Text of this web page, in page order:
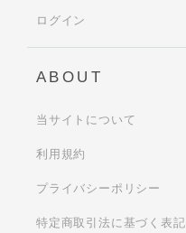
ログイン
ABOUT
当サイトについて
利用規約
プライバシーポリシー
特定商取引法に基づく表記